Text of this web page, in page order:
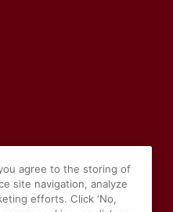
agree to the storing of
site navigation, analyze
efforts. Click ‘No,